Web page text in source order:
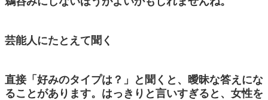
芸能人にたとえて聞く
直接「好みのタイプは？」と聞くと、曖昧な答えにな
ることがあります。はっきりと言いすぎると、女性を